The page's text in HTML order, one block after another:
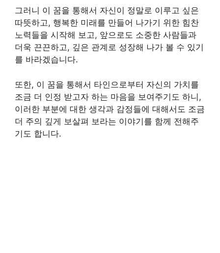
그러니 이 꿈을 통해서 자신이 정말로 이루고 싶은
따뜻하고, 행복한 미래를 만들어 나가기 위한 힘찬
노력들을 시작해 보고, 앞으로도 소중한 사람들과
더욱 끈끈하고, 깊은 관계로 성장해 나가 볼 수 있기
를 바라겠습니다.
또한, 이 꿈을 통해서 타인으로부터 자신의 가치를
조금 더 인정 받고자 하는 마음을 보여주기도 하니,
이러한 부분에 대한 생각과 감정들에 대해서도 조금
더 주의 깊게 보살펴 보라는 이야기를 함께 전해주
기도 합니다.